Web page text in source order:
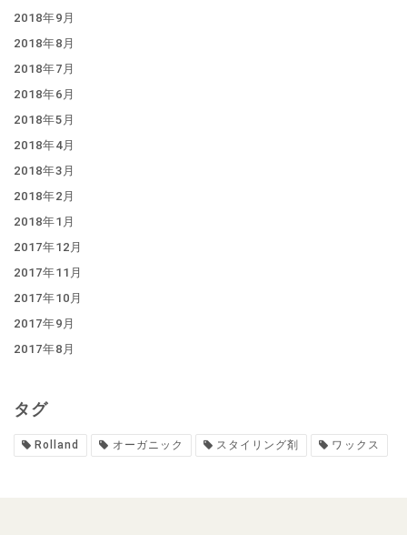
2018年9月
2018年8月
2018年7月
2018年6月
2018年5月
2018年4月
2018年3月
2018年2月
2018年1月
2017年12月
2017年11月
2017年10月
2017年9月
2017年8月
タグ
Rolland オーガニック スタイリング剤 ワックス